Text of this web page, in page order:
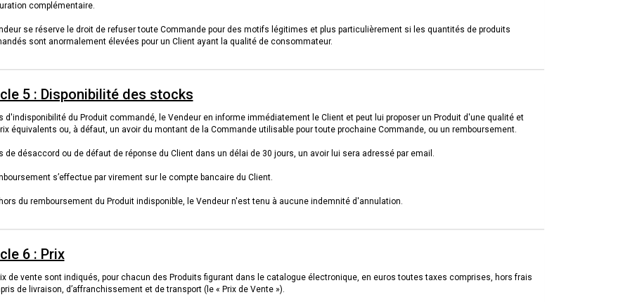
complémentaire.
se réserve le droit de refuser toute Commande pour des motifs légitimes et plus particulièrement si les quantités de produits
sont anormalement élevées pour un Client ayant la qualité de consommateur.
5 : Disponibilité des stocks
d'indisponibilité du Produit commandé, le Vendeur en informe immédiatement le Client et peut lui proposer un Produit d'une qualité et
équivalents ou, à défaut, un avoir du montant de la Commande utilisable pour toute prochaine Commande, ou un remboursement.
de désaccord ou de défaut de réponse du Client dans un délai de 30 jours, un avoir lui sera adressé par email.
s’effectue par virement sur le compte bancaire du Client.
du remboursement du Produit indisponible, le Vendeur n'est tenu à aucune indemnité d'annulation.
6 : Prix
de vente sont indiqués, pour chacun des Produits figurant dans le catalogue électronique, en euros toutes taxes comprises, hors frais
de livraison, d’affranchissement et de transport (le « Prix de Vente »).